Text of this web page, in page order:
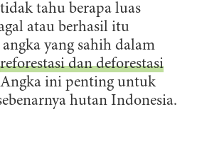
tahu berapa luas
atau berhasil itu
yang sahih dalam
reforestasi dan deforestasi
ini penting untuk
hutan Indonesia.